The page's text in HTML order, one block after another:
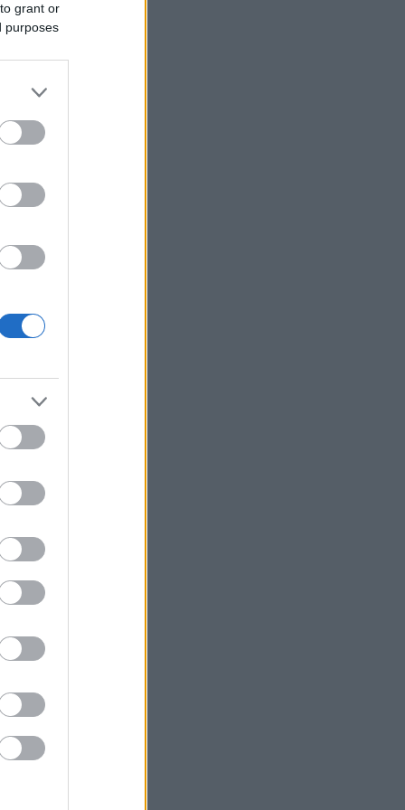
grant or
purposes
FIFA
«μπλόκο» του Ανωτάτου Δικαστηρίου
κινητοποίηση της Πυροσβεστικής
εκατ. ευρώ
έργων ΑΠΕ άνω των 2 GW σε Πολωνία
και Ουγγαρία
τελευταία πληρωμή
δικαστικής αρχής και εκτελεστικής
εξουσίας εκθέτει τη χώρα διεθνώς»
Δικαστικό μπλόκο στην αίθουσα χορού
του Τραμπ στο Λευκό Οίκο
αγορά εργασίας συμβαδίζουν με τις
πρόσφατες τάσεις»
Καταβλήθηκαν 33,58 εκατ. ευρώ σε
67.746 δικαιούχους για την αγορά
Ευρωαγορές: Η καλύτερη εβδομάδα
Stoxx 600
Κορυφώνεται η έξοδος των εκδρομέων
- Στο 100% η πληρότητα σε πολλά
δρομολόγια για Κυκλάδες